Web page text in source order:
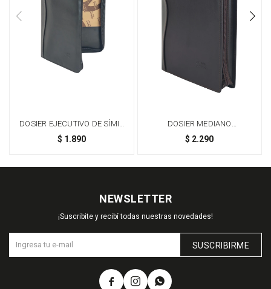
DOSIER EJECUTIVO DE SÍMIL
CUERO A4 - MÁXIMA
$ 1.890
DOSIER MEDIANO
PROFESIONAL: SOLUCIÓN
$ 2.290
NEWSLETTER
¡Suscribite y recibí todas nuestras novedades!
SUSCRIBIRME
  